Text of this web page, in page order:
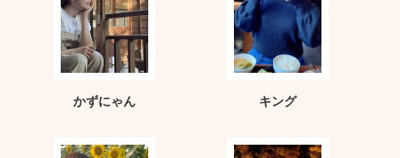
かずにゃん キング